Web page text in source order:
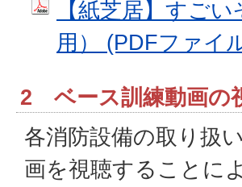
【紙芝居】すご
用） (PDFファイ
2 ベース訓練動画の
各消防設備の取り扱
画を視聴することに